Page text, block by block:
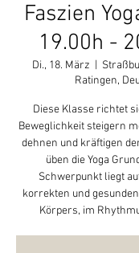
Faszien
19.00h -
Di., 18. März
Ratingen,
Diese Klasse richtet
Beweglichkeit steigern
dehnen und kräftigen
üben die Yoga
Schwerpunkt liegt
korrekten und
Körpers, im